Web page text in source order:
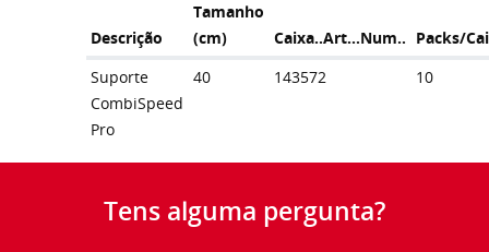
Descrição
Tamanho
(cm)
Caixa..Art...Num.. Packs/
Suporte
CombiSpeed
Pro
40 143572 10
Tens alguma pergunta?